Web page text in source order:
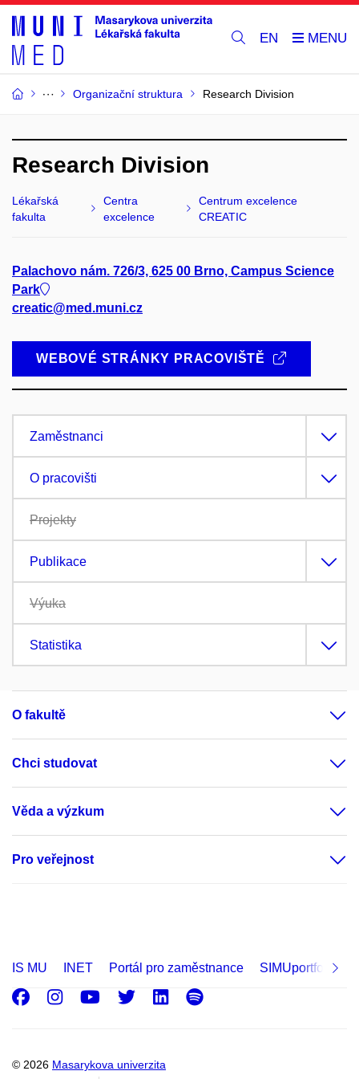
EN
Organizační struktura Research Division
Research Division
Lékařská
fakulta
Centra
excelence
Centrum excelence
CREATIC
Palachovo nám. 726/3, 625 00 Brno, Campus Science
Park
creatic@med.muni.cz
WEBOVÉ STRÁNKY PRACOVIŠTĚ
Zaměstnanci
O pracovišti
Projekty
Publikace
Výuka
Statistika
O fakultě
Chci studovat
Věda a výzkum
Pro veřejnost
IS MU INET Portál pro zaměstnance SIMUportfolio
© 2026 Masarykova univerzita
Facebook
Instagram
Youtube
Twitter
LinkedIn
Spotify